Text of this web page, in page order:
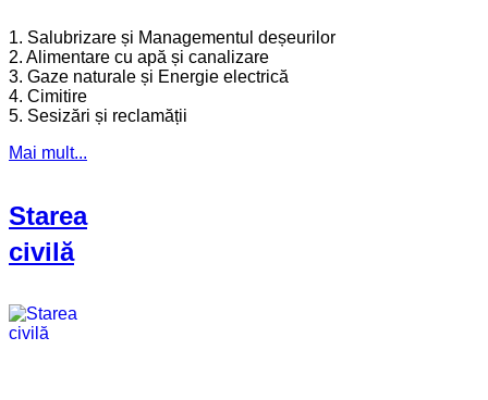
1. Salubrizare și Managementul deșeurilor
2. Alimentare cu apă și canalizare
3. Gaze naturale și Energie electrică
4. Cimitire
5. Sesizări și reclamății
Mai mult...
Starea
civilă